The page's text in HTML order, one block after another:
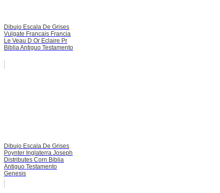
Dibujo Escala De Grises
Vulgate Francais Francia
Le Veau D Or Eclaire Pr
Biblia Antiguo Testamento
Dibujo Escala De Grises
Poynter Inglaterra Joseph
Distributes Corn Biblia
Antiguo Testamento
Genesis